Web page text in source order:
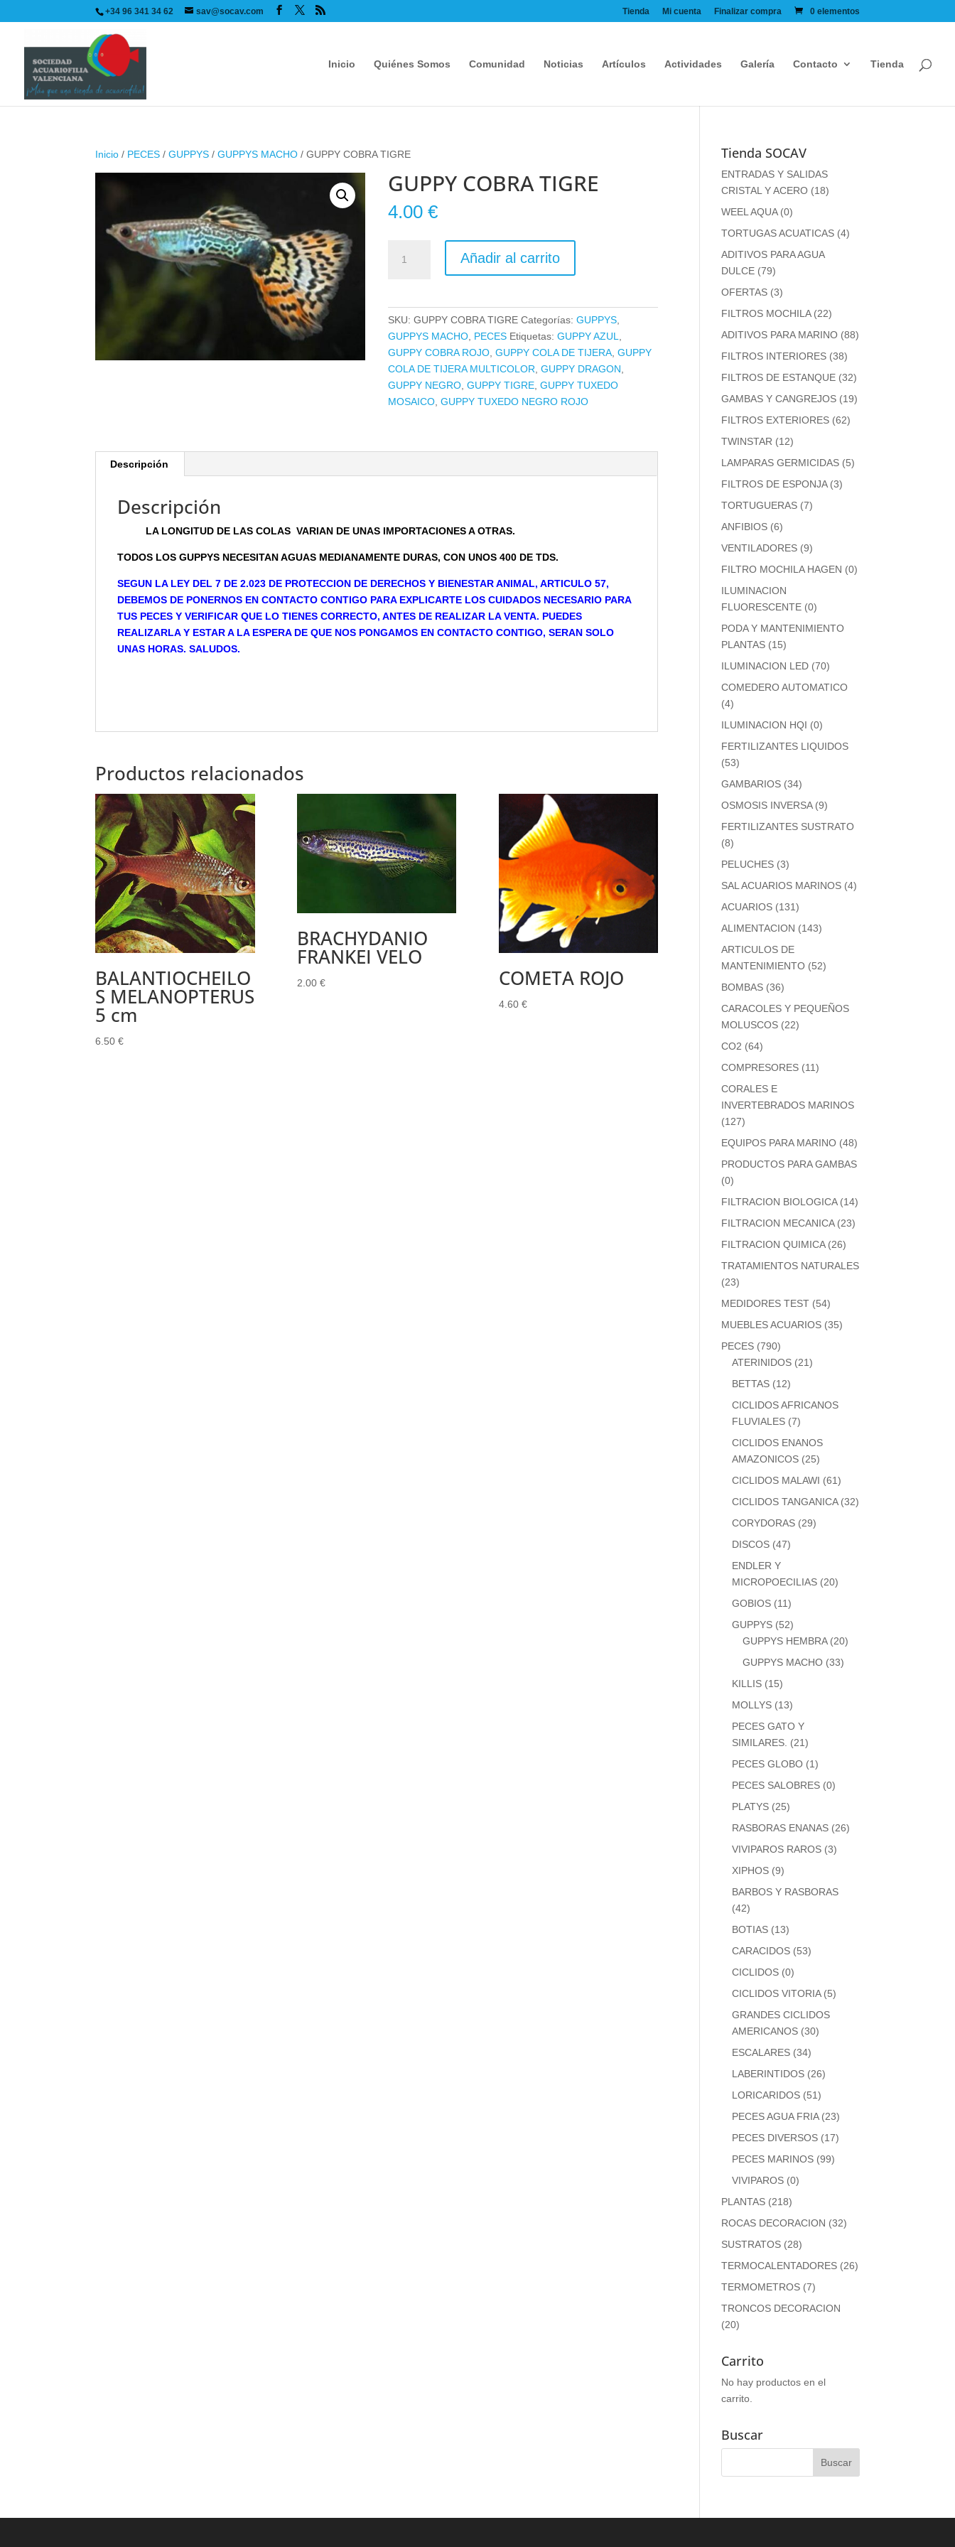
+34 96 341 34 62 sav@socav.com Tienda Mi cuenta Finalizar compra 0 elementos
Inicio Quiénes Somos Comunidad Noticias Artículos Actividades Galería Contacto Tienda
Inicio / PECES /GUPPYS /GUPPYS MACHO / GUPPY COBRA TIGRE
GUPPY COBRA TIGRE
4.00€
COBRA
Añadir al carrito
SKU:GUPPY COBRA TIGRE Categorías:GUPPYS
GUPPYS MACHO PECES Etiquetas:GUPPY AZUL
GUPPY COBRA ROJO ,GUPPY COLA DE TIJERA ,GUPPY
COLA DE TIJERA MULTICOLOR ,GUPPY DRAGON
GUPPY NEGRO ,GUPPY TIGRE ,GUPPY TUXEDO
MOSAICO ,GUPPY TUXEDO NEGRO ROJO
Descripción
Descripción
LA LONGITUD DE LAS COLAS VARIAN DE UNAS IMPORTACIONES A OTRAS.
TODOS LOS GUPPYS NECESITAN AGUAS MEDIANAMENTE DURAS, CON UNOS 400 DE TDS.
SEGUN LA LEY DEL 7 DE 2.023 DE PROTECCION DE DERECHOS Y BIENESTAR ANIMAL, ARTICULO 57,
DEBEMOS DE PONERNOS EN CONTACTO CONTIGO PARA EXPLICARTE LOS CUIDADOS NECESARIO PARA
TUS PECES Y VERIFICAR QUE LO TIENES CORRECTO, ANTES DE REALIZAR LA VENTA. PUEDES
REALIZARLA Y ESTAR A LA ESPERA DE QUE NOS PONGAMOS EN CONTACTO CONTIGO, SERAN SOLO
UNAS HORAS. SALUDOS.
Productos relacionados
BALANTIOCHEILO
S MELANOPTERUS
5 cm
6.50€
BRACHYDANIO
FRANKEI VELO
2.00 € COMETA ROJO
4.60 €
Tienda SOCAV
ENTRADAS Y SALIDAS
CRISTAL Y ACERO (18)
WEEL AQUA (0)
TORTUGAS ACUATICAS (4)
ADITIVOS PARA AGUA
DULCE (79)
OFERTAS (3)
FILTROS MOCHILA (22)
ADITIVOS PARA MARINO (88)
FILTROS INTERIORES (38)
FILTROS DE ESTANQUE (32)
GAMBAS Y CANGREJOS (19)
FILTROS EXTERIORES (62)
TWINSTAR (12)
LAMPARAS GERMICIDAS (5)
FILTROS DE ESPONJA (3)
TORTUGUERAS (7)
ANFIBIOS (6)
VENTILADORES (9)
FILTRO MOCHILA HAGEN (0)
ILUMINACION
FLUORESCENTE (0)
PODA Y MANTENIMIENTO
PLANTAS (15)
ILUMINACION LED (70)
COMEDERO AUTOMATICO
(4)
ILUMINACION HQI (0)
FERTILIZANTES LIQUIDOS
(53)
GAMBARIOS (34)
OSMOSIS INVERSA (9)
FERTILIZANTES SUSTRATO
(8)
PELUCHES (3)
SAL ACUARIOS MARINOS (4)
ACUARIOS (131)
ALIMENTACION (143)
ARTICULOS DE
MANTENIMIENTO (52)
BOMBAS (36)
CARACOLES Y PEQUEÑOS
MOLUSCOS (22)
CO2 (64)
COMPRESORES (11)
CORALES E
INVERTEBRADOS MARINOS
(127)
EQUIPOS PARA MARINO (48)
PRODUCTOS PARA GAMBAS
(0)
FILTRACION BIOLOGICA (14)
FILTRACION MECANICA (23)
FILTRACION QUIMICA (26)
TRATAMIENTOS NATURALES
(23)
MEDIDORES TEST (54)
MUEBLES ACUARIOS (35)
PECES (790)
ATERINIDOS (21)
BETTAS (12)
CICLIDOS AFRICANOS
FLUVIALES (7)
CICLIDOS ENANOS
AMAZONICOS (25)
CICLIDOS MALAWI (61)
CICLIDOS TANGANICA (32)
CORYDORAS (29)
DISCOS (47)
ENDLER Y
MICROPOECILIAS (20)
GOBIOS (11)
GUPPYS (52)
GUPPYS HEMBRA (20)
GUPPYS MACHO (33)
KILLIS (15)
MOLLYS (13)
PECES GATO Y
SIMILARES. (21)
PECES GLOBO (1)
PECES SALOBRES (0)
PLATYS (25)
RASBORAS ENANAS (26)
VIVIPAROS RAROS (3)
XIPHOS (9)
BARBOS Y RASBORAS
(42)
BOTIAS (13)
CARACIDOS (53)
CICLIDOS (0)
CICLIDOS VITORIA (5)
GRANDES CICLIDOS
AMERICANOS (30)
ESCALARES (34)
LABERINTIDOS (26)
LORICARIDOS (51)
PECES AGUA FRIA (23)
PECES DIVERSOS (17)
PECES MARINOS (99)
VIVIPAROS (0)
PLANTAS (218)
ROCAS DECORACION (32)
SUSTRATOS (28)
TERMOCALENTADORES (26)
TERMOMETROS (7)
TRONCOS DECORACION
(20)
Carrito
No hay productos en el
carrito.
Buscar